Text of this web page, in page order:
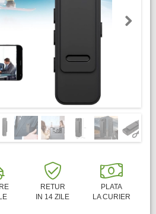
RETUR
IN 14 ZILE
PLATA
LA CURIER